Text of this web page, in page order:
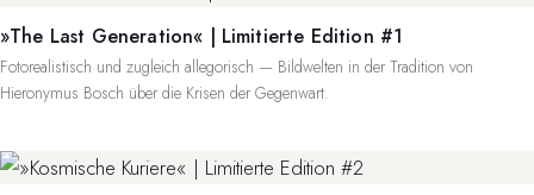
»The Last Generation« | Limitierte Edition #1
Fotorealistisch und zugleich allegorisch — Bildwelten in der Tradition von
Hieronymus Bosch über die Krisen der Gegenwart.